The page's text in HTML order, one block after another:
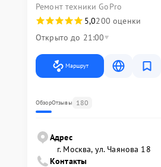
Ремонт техники GoPro
5,0200 оценки
Открыто до 21:00
Маршрут
ОбзорОтзывы 180
Адрес
г. Москва, ул. Чаянова 18
Контакты